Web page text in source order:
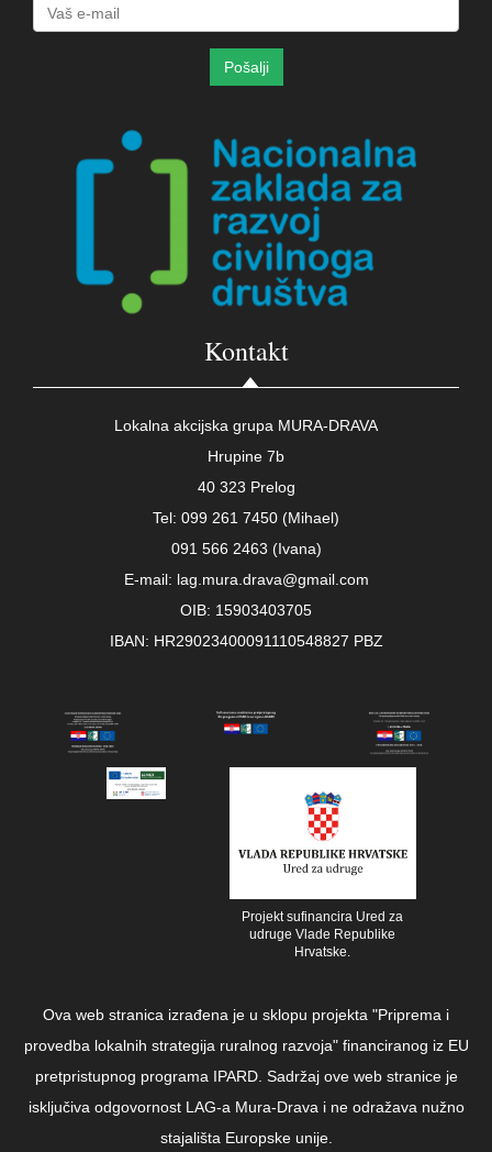
Kontakt
Lokalna akcijska grupa MURA-DRAVA
Hrupine 7b
40 323 Prelog
Tel: 099 261 7450 (Mihael)
091 566 2463 (Ivana)
E-mail: lag.mura.drava@gmail.com
OIB: 15903403705
IBAN: HR29023400091110548827 PBZ
Projekt sufinancira Ured za
udruge Vlade Republike
Hrvatske.
Ova web stranica izrađena je u sklopu projekta "Priprema i
provedba lokalnih strategija ruralnog razvoja" financiranog iz EU
pretpristupnog programa IPARD. Sadržaj ove web stranice je
isključiva odgovornost LAG-a Mura-Drava i ne odražava nužno
stajališta Europske unije.